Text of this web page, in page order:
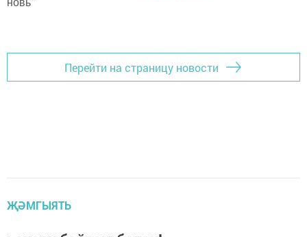
новь"
Перейти на страницу новости
ҖӘМГЫЯТЬ